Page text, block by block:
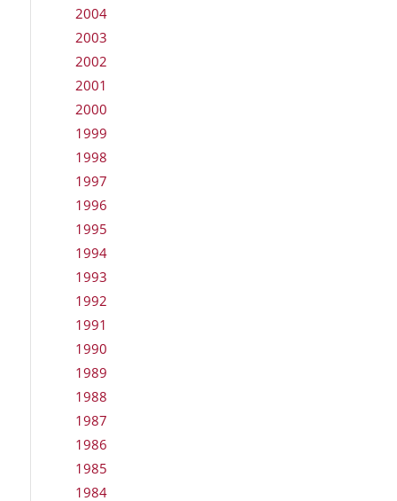
2004
2003
2002
2001
2000
1999
1998
1997
1996
1995
1994
1993
1992
1991
1990
1989
1988
1987
1986
1985
1984